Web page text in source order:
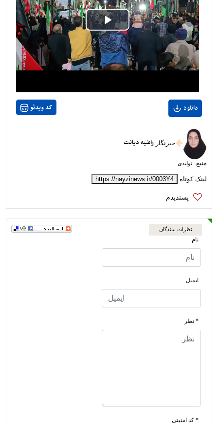
Play
Video
دانلود کد ویدئو
خبرنگار :راضیه دیانت
منبع: تولیدی
لینک کوتاه: https://nayzinews.ir/0003Y4
نظرات بینندگان
نام
ایمیل
* نظر
* کد امنیتی